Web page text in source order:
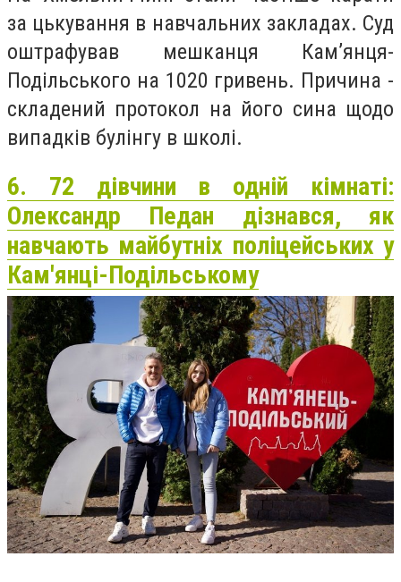
за цькування в навчальних закладах. Суд
оштрафував мешканця Кам’янця-
Подільського на 1020 гривень. Причина -
складений протокол на його сина щодо
випадків булінгу в школі.
6. 72 дівчини в одній кімнаті:
Олександр Педан дізнався, як
навчають майбутніх поліцейських у
Кам'янці-Подільському